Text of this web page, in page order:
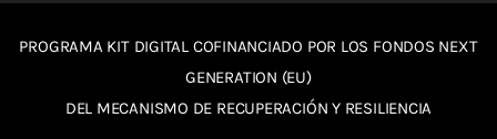
PROGRAMA KIT DIGITAL COFINANCIADO POR LOS FONDOS NEXT
GENERATION (EU)
DEL MECANISMO DE RECUPERACIÓN Y RESILIENCIA